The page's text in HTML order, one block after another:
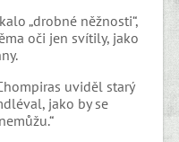
„drobné něžnosti“,
oči jen svítily, jako
uviděl starý
jako by se